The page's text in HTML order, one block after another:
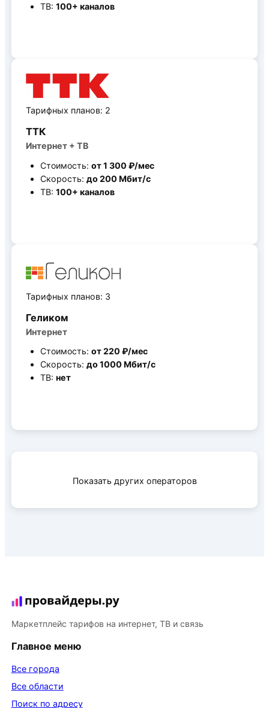
ТВ: 100+ каналов
Тарифных планов: 2
ТТК
Интернет + ТВ
Стоимость: от 1 300 ₽/мес
Скорость: до 200 Мбит/c
ТВ: 100+ каналов
Тарифных планов: 3
Геликом
Интернет
Стоимость: от 220 ₽/мес
Скорость: до 1000 Мбит/c
ТВ: нет
Показать других операторов
Маркетплейс тарифов на интернет, ТВ и связь
Главное меню
Все города
Все области
Поиск по адресу